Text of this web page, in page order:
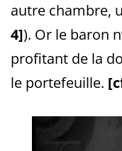
autre chambre,
4]). Or le baron
profitant de la
le portefeuille.